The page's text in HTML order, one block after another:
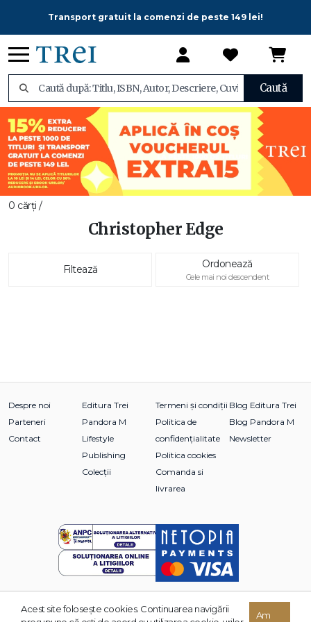
Transport gratuit la comenzi de peste 149 lei!
Caută
0 cărți /
Christopher Edge
Filtează Ordonează
Cele mai noi descendent
Despre noi
Parteneri
Contact
Editura Trei
Pandora M
Lifestyle
Publishing
Colecții
Termeni și condiții
Politica de
confidențialitate
Politica cookies
Comanda si
livrarea
Blog Editura Trei
Blog Pandora M
Newsletter
© 2026 Grupul Editorial TREI. Toate drepturile rezervate.
Acest site foloseşte cookies. Continuarea navigării
Am